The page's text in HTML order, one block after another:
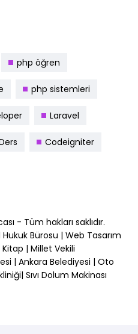
php öğren
php sistemleri
Laravel
Codeigniter
- Tüm hakları saklıdır.
Hukuk Bürosu | Web Tasarım
Kitap | Millet Vekili
| Ankara Belediyesi | Oto
| Sıvı Dolum Makinası